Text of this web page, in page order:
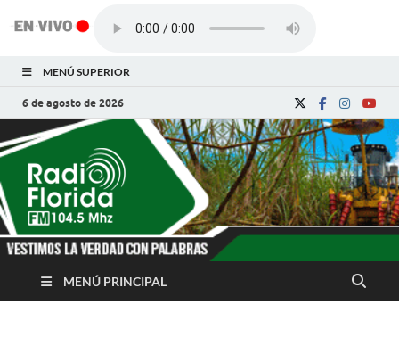
MENÚ SUPERIOR
6 de agosto de 2026
Radio Florida de
Cuba
Noticias y Actualidades de Florida, Camagüey,
MENÚ PRINCIPAL